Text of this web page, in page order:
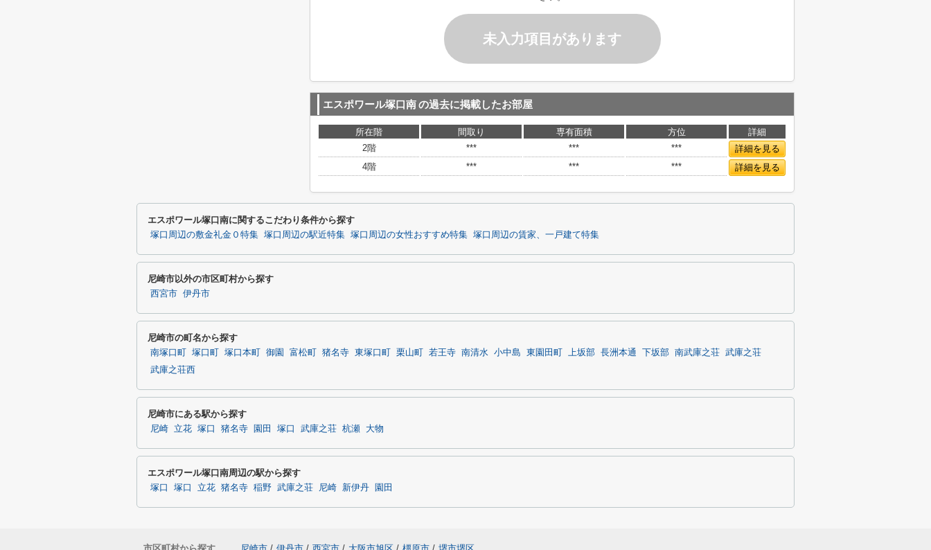
未入力項目があります
エスポワール塚口南の過去に掲載したお部屋
所在階 間取り 専有面積 方位
詳細
2階
*** *** ***
詳細を見る
4階
*** *** *** 詳細を見る
エスポワール塚口南に関するこだわり条件から探す
塚口周辺の敷金礼金０特集 塚口周辺の駅近特集 塚口周辺の女性おすすめ特集 塚口周辺の賃家、一戸建て特集
尼崎市以外の市区町村から探す
西宮市 伊丹市
尼崎市の町名から探す
南塚口町 塚口町 塚口本町 御園 富松町 猪名寺 東塚口町 栗山町 若王寺 南清水 小中島 東園田町 上坂部 長洲本通 下坂部 南武庫之荘 武庫之荘
武庫之荘西
尼崎市にある駅から探す
尼崎 立花 塚口 猪名寺 園田 塚口 武庫之荘 杭瀬 大物
エスポワール塚口南周辺の駅から探す
塚口 塚口 立花 猪名寺 稲野 武庫之荘 尼崎 新伊丹 園田